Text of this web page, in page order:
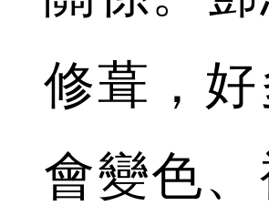
修葺，
會變色